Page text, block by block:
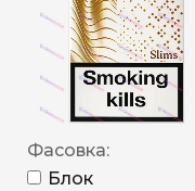
Фасовка:
Блок